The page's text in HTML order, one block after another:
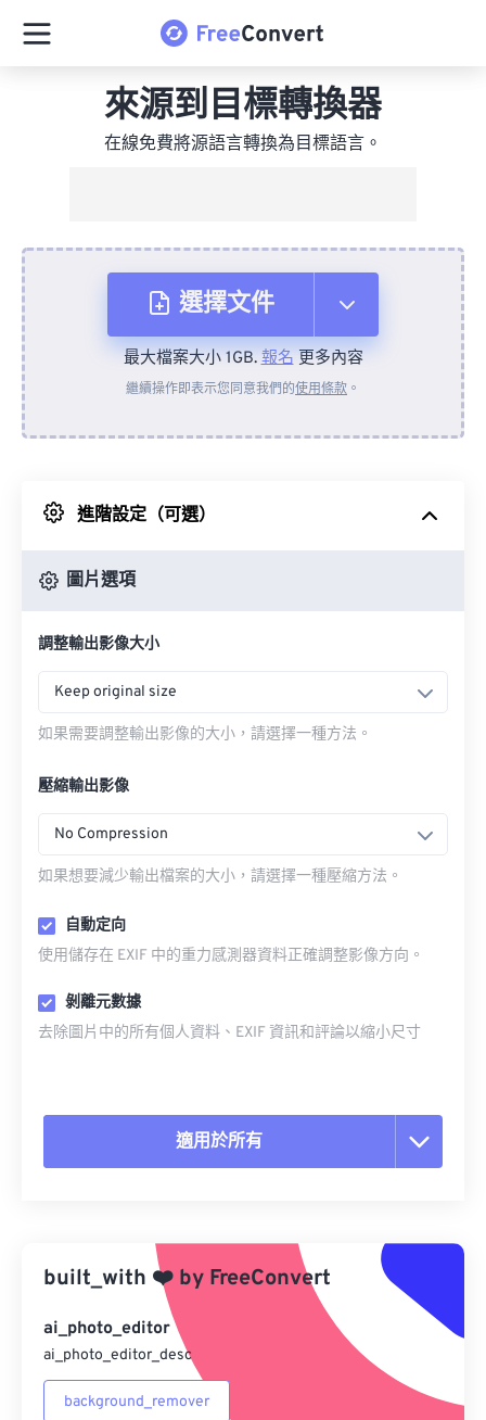
來源到目標轉換器
在線免費將源語言轉換為目標語言。
選擇文件
來自裝置
來自 Google 雲端硬碟
最大檔案大小 1GB.報名更多內容
繼續操作即表示您同意我們的使用條款 。
進階設定（可選）
圖片選項
調整輸出影像大小
Keep original size
如果需要調整輸出影像的大小，請選擇一種方法。
壓縮輸出影像
No Compression
如果想要減少輸出檔案的大小，請選擇一種壓縮方法。
自動定向
使用儲存在 EXIF 中的重力感測器資料正確調整影像方向。
剝離元數據
去除圖片中的所有個人資料、EXIF 資訊和評論以縮小尺寸
適用於所有
另存為預設
built_with ❤️ by FreeConvert
ai_photo_editor
ai_photo_editor_desc
background_remover